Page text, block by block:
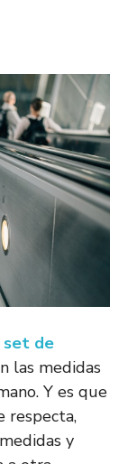
set de
las medidas
Y es que
respecta,
y